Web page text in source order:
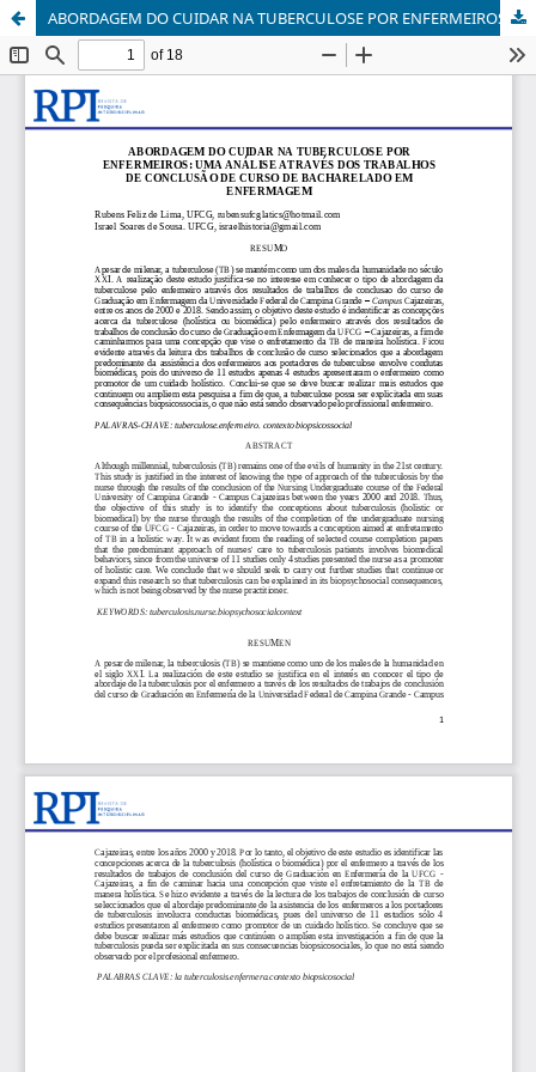
ABORDAGEM DO CUIDAR NA TUBERCULOSE POR ENFERMEIROS: UMA ANÁLISE ATRAVÉS DOS TRABALHOS DE CONCLUSÃO DE CURSO DE BACHARELADO EM ENFERMAGEM